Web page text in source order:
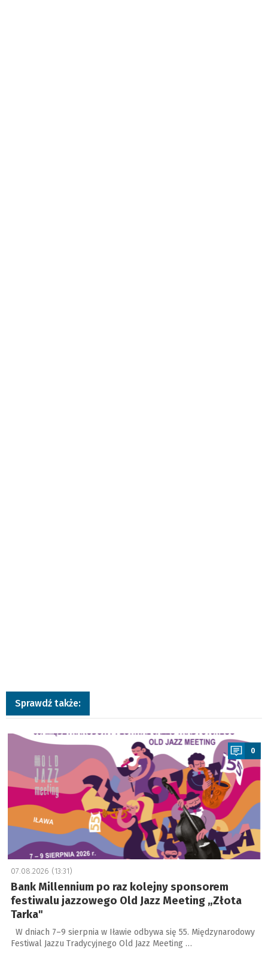
Sprawdź także:
a
0
07.08.2026 (13:31)
Bank Millennium po raz kolejny sponsorem
festiwalu jazzowego Old Jazz Meeting „Złota
Tarka"
W dniach 7–9 sierpnia w Iławie odbywa się 55. Międzynarodowy
Festiwal Jazzu Tradycyjnego Old Jazz Meeting …